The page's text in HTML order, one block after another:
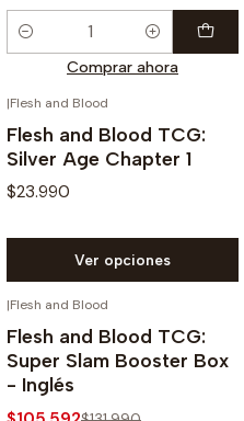
Cantidad
Comprar ahora
|Flesh and Blood
Flesh and Blood TCG:
Silver Age Chapter 1
$23.990
Ver opciones
-20%
|Flesh and Blood
Flesh and Blood TCG:
Super Slam Booster Box
- Inglés